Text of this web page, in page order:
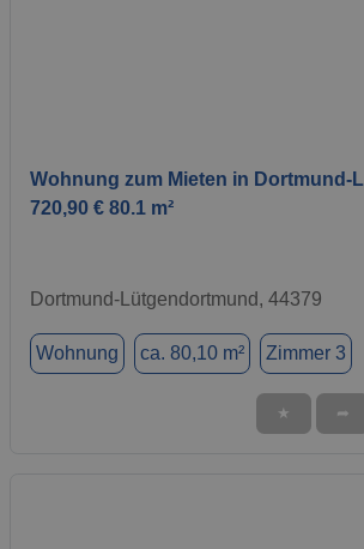
Wohnung zum Mieten in Dortmund-
720,90 € 80.1 m²
Dortmund-Lütgendortmund, 44379
Wohnung ca. 80,10 m² Zimmer 3
★ ➦